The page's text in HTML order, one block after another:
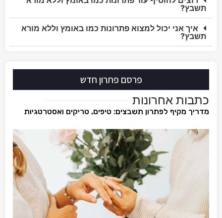
תשבץ?
איך אני יכול למצוא פתרונות כמו באומץ וללא מורא
תשבץ?
פרסם פתרון חדש
כתבות אחרונות
מדריך מקיף לפתרון תשבצים: טיפים, טריקים ואסטרטגיות